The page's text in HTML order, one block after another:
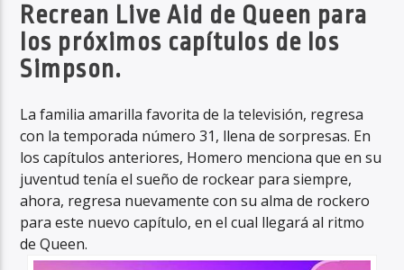
Haahil FM
Recrean Live Aid de Queen para
los próximos capítulos de los
Simpson.
La familia amarilla favorita de la televisión, regresa
con la temporada número 31, llena de sorpresas. En
los capítulos anteriores, Homero menciona que en su
juventud tenía el sueño de rockear para siempre,
ahora, regresa nuevamente con su alma de rockero
para este nuevo capítulo, en el cual llegará al ritmo
de Queen.